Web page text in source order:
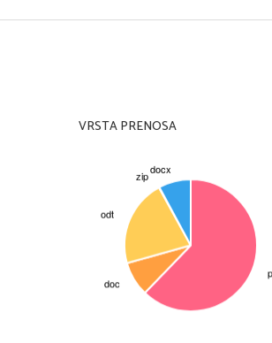
svetlobi sprošča elektrone, kar povzroča
napetosti. Elektriko proizvajajo dokler na njih
vzdrževanja, ne onesnažujejo okolja in ne
VRSTA PRENOSA